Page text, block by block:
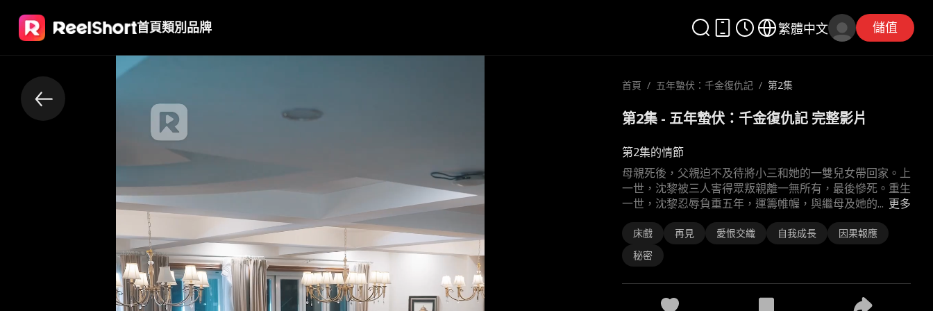
首頁類別 品牌 繁體中文 儲值
首頁 / 五年蟄伏：千金復仇記 / 第2集
第2集 - 五年蟄伏：千金復仇記 完整影片
第2集的情節
更多
母親死後，父親迫不及待將小三和她的一雙兒女帶回家。上
一世，沈黎被三人害得眾叛親離一無所有，最後慘死。重生
一世，沈黎忍辱負重五年，運籌帷幄，與繼母及她的...
床戲 再見 愛恨交織 自我成長
因果報應
秘密